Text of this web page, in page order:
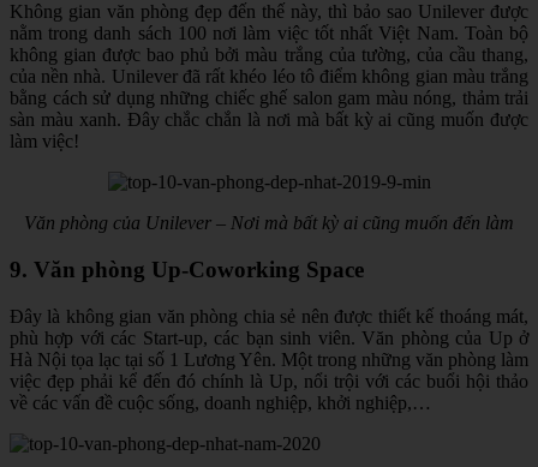
Không gian văn phòng đẹp đến thế này, thì bảo sao Unilever được
nằm trong danh sách 100 nơi làm việc tốt nhất Việt Nam. Toàn bộ
không gian được bao phủ bởi màu trắng của tường, của cầu thang,
của nền nhà. Unilever đã rất khéo léo tô điểm không gian màu trắng
bằng cách sử dụng những chiếc ghế salon gam màu nóng, thảm trải
sàn màu xanh. Đây chắc chắn là nơi mà bất kỳ ai cũng muốn được
làm việc!
Văn phòng của Unilever – Nơi mà bất kỳ ai cũng muốn đến làm
9. Văn phòng Up-Coworking Space
Đây là không gian văn phòng chia sẻ nên được thiết kế thoáng mát,
phù hợp với các Start-up, các bạn sinh viên. Văn phòng của Up ở
Hà Nội tọa lạc tại số 1 Lương Yên. Một trong những văn phòng làm
việc đẹp phải kể đến đó chính là Up, nổi trội với các buổi hội thảo
về các vấn đề cuộc sống, doanh nghiệp, khởi nghiệp,…